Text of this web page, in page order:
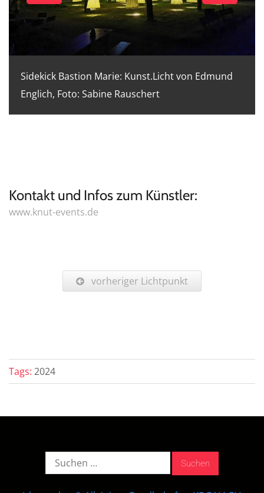
Sidekick Bastion Marie: Kunst.Licht von Edmund
Englich, Foto: Sabine Rauschert
Kontakt und Infos zum Künstler:
www.knut-events.de
vorheriger Lichtpunkt
Tags: 2024
Suche